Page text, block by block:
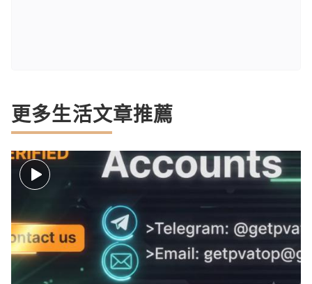
更多生活文章推薦